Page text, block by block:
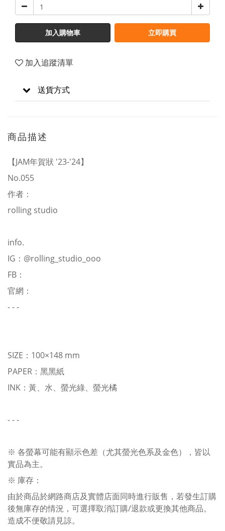
加入購物車 立即購買
加入追蹤清單
送貨方式
商品描述
【JAM年賀狀 '23-'24】
No.055
作者：
rolling studio
info.
IG： @rolling_studio_ooo
FB：
官網：
- - -
SIZE：100×148 mm
PAPER：黑黑紙
INK：黃、水、螢光綠、螢光橘
- - -
※ 各螢幕可能有顯示色差（尤其螢光色系及金色），皆以
實品為主。
※ 庫存：
由於商品於網路商店及實體店面同時進行販售，若發生訂購
後無庫存的情況，可選擇取消訂購/退款或更換其他商品。
造成不便敬請見諒。